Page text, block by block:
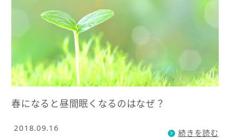
春になると昼間眠くなるのはなぜ？
2018.09.16 続きを読む